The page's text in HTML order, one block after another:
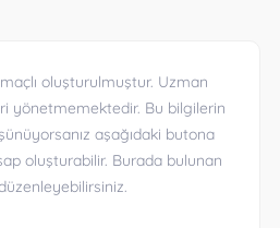
oluşturulmuştur. Uzman
yönetmemektedir. Bu bilgilerin
aşağıdaki butona
oluşturabilir. Burada bulunan